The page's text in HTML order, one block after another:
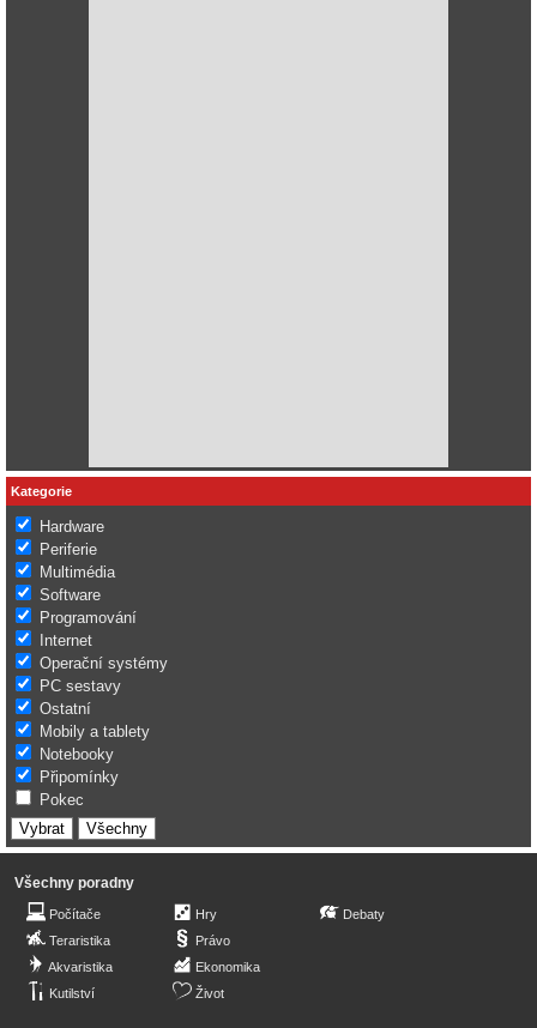
Kategorie
Hardware
Periferie
Multimédia
Software
Programování
Internet
Operační systémy
PC sestavy
Ostatní
Mobily a tablety
Notebooky
Připomínky
Pokec
Všechny poradny
Počítače
Teraristika
Akvaristika
Kutilství
Hry
Právo
Ekonomika
Život
Debaty